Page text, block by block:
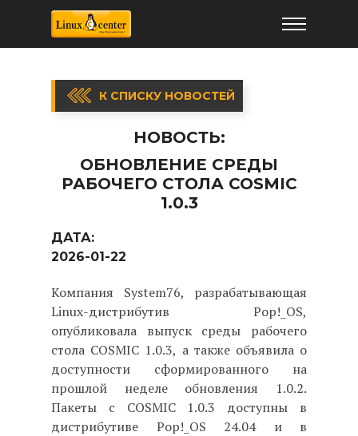
К СПИСКУ НОВОСТЕЙ
НОВОСТЬ:
ОБНОВЛЕНИЕ СРЕДЫ
РАБОЧЕГО СТОЛА COSMIC
1.0.3
ДАТА:
2026-01-22
Компания System76, разрабатывающая
Linux-дистрибутив Pop!_OS,
опубликовала выпуск среды рабочего
стола COSMIC 1.0.3, а также объявила о
доступности сформированного на
прошлой неделе обновления 1.0.2.
Пакеты с COSMIC 1.0.3 доступны в
дистрибутиве Pop!_OS 24.04 и в